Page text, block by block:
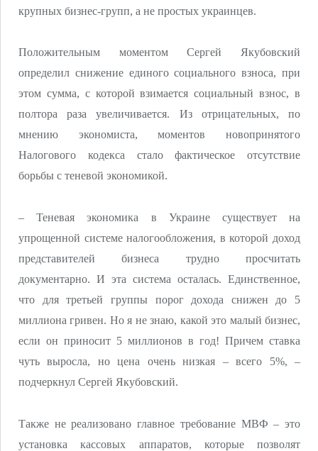
крупных бизнес-групп, а не простых украинцев.
Положительным моментом Сергей Якубовский
определил снижение единого социального взноса, при
этом сумма, с которой взимается социальный взнос, в
полтора раза увеличивается. Из отрицательных, по
мнению экономиста, моментов новопринятого
Налогового кодекса стало фактическое отсутствие
борьбы с теневой экономикой.
– Теневая экономика в Украине существует на
упрощенной системе налогообложения, в которой доход
представителей бизнеса трудно просчитать
документарно. И эта система осталась. Единственное,
что для третьей группы порог дохода снижен до 5
миллиона гривен. Но я не знаю, какой это малый бизнес,
если он приносит 5 миллионов в год! Причем ставка
чуть выросла, но цена очень низкая – всего 5%, –
подчеркнул Сергей Якубовский.
Также не реализовано главное требование МВФ – это
установка кассовых аппаратов, которые позволят